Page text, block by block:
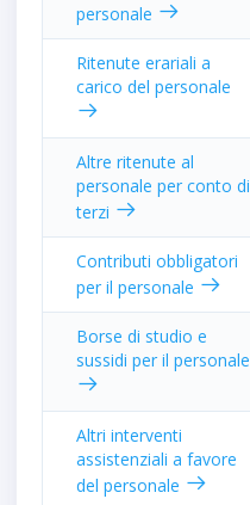
personale
Ritenute erariali a
carico del personale
Altre ritenute al
personale per conto di
terzi
Contributi obbligatori
per il personale
Borse di studio e
sussidi per il personale
Altri interventi
assistenziali a favore
del personale